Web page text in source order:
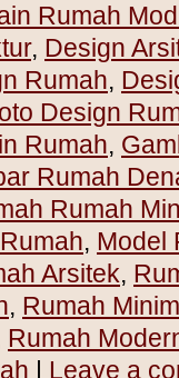
Rumah
, Design
Rumah,
Design
Rumah,
Rumah
Rumah
, Model
Arsitek,
, Rumah
Rumah
| Leave a